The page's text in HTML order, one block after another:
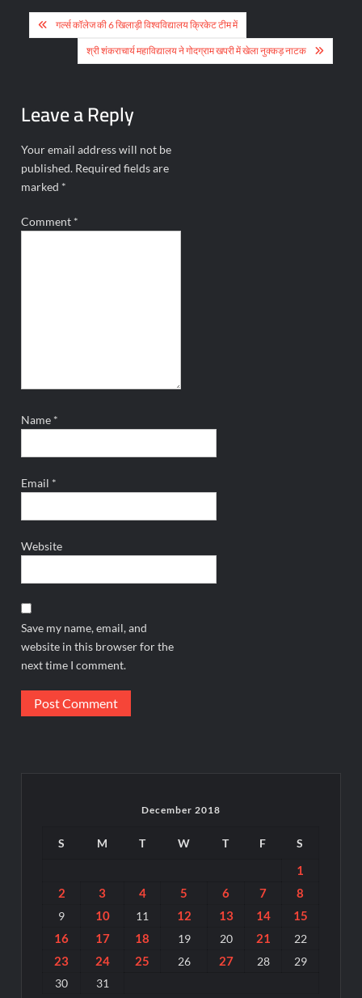
Post
navigation
गर्ल्स कॉलेज की 6 खिलाड़ी विश्वविद्यालय क्रिकेट टीम में
श्री शंकराचार्य महाविद्यालय ने गोदग्राम खपरी में खेला नुक्कड़ नाटक
Leave a Reply
Your email address will not be
published. Required fields are
marked *
Comment *
Name *
Email *
Website
Save my name, email, and
website in this browser for the
next time I comment.
December 2018
S M T W T F S
1
2
3 4 5 6 7 8
9 10 11 12 13 14
15
16
17 18 19 20 21 22
23 24 25 26 27 28
29
30
31